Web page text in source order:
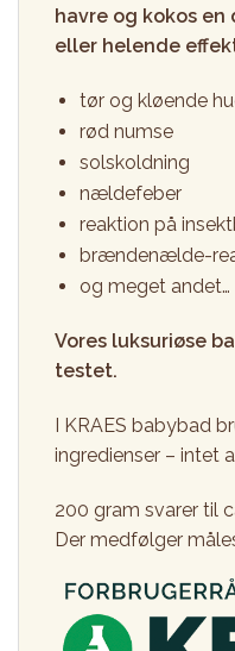
havre og kokos
eller helende
tør og kløende
rød numse
solskoldning
nældefeber
reaktion på
brændenælde-
og meget andet…
Vores luksuriøse
testet.
I KRAES babybad
ingredienser – intet
200 gram svarer til
Der medfølger